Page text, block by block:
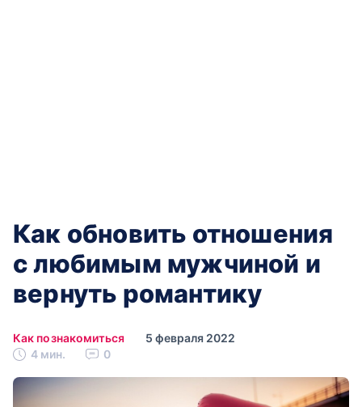
Как обновить отношения
с любимым мужчиной и
вернуть романтику
Как познакомиться
5 февраля 2022
4 мин.
0